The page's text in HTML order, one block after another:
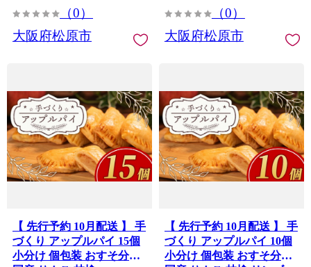
レゼント 大阪府 松原市
（0）
大阪府松原市
ント 大阪府 松原市
（0）
大阪府松原市
【 先行予約 10月配送 】 手
づくり アップルパイ 15個
小分け 個包装 おすそ分け
【 先行予約 10月配送 】 手
づくり アップルパイ 10個
小分け 個包装 おすそ分け